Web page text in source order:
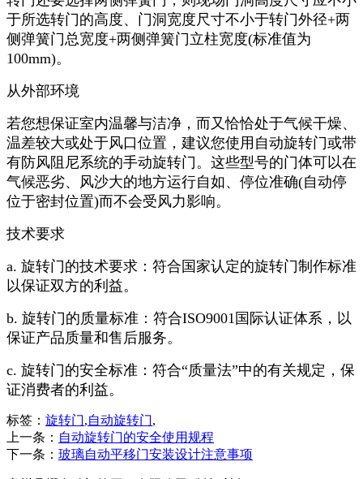
于所选转门的高度、门洞宽度尺寸不小于转门外径+两
侧弹簧门总宽度+两侧弹簧门立柱宽度(标准值为
100mm)。
从外部环境
若您想保证室内温馨与洁净，而又恰恰处于气候干燥、
温差较大或处于风口位置，建议您使用自动旋转门或带
有防风阻尼系统的手动旋转门。这些型号的门体可以在
气候恶劣、风沙大的地方运行自如、停位准确(自动停
位于密封位置)而不会受风力影响。
技术要求
a. 旋转门的技术要求：符合国家认定的旋转门制作标准
以保证双方的利益。
b. 旋转门的质量标准：符合ISO9001国际认证体系，以
保证产品质量和售后服务。
c. 旋转门的安全标准：符合“质量法”中的有关规定，保
证消费者的利益。
标签： 旋转门,自动旋转门,
上一条： 自动旋转门的安全使用规程
下一条： 玻璃自动平移门安装设计注意事项